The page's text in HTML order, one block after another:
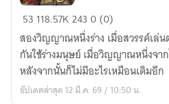
ชีวิต
ข้า
ไม่
ปรารถนา
รัก
53 118.57K2430 (0)
สองวิญญาณหนึ่งร่าง เมื่อสวรรค์เล่
กันใช้ร่างมนุษย์ เมื่อวิญญาณหนึ่งจ
หลังจากนั้นก็ไม่มีอะไรเหมือนเดิมอีก
อัปเดตล่าสุด 12 มี.ค. 69 / 10:50 น.